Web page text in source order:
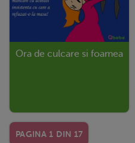
Ora de culcare si foamea
PAGINA 1 DIN 17